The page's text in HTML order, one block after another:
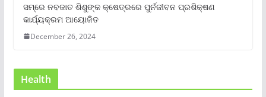
ସମ୍‌ରେ ନବଜାତ ଶିଶୁଙ୍କ କ୍ଷେତ୍ରରେ ପୁର୍ନଜୀବନ ପ୍ରଶିକ୍ଷଣ
କାର୍ଯ୍ୟକ୍ରମ ଆୟୋଜିତ
December 26, 2024
Health